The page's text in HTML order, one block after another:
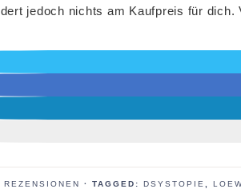
jedoch nichts am Kaufpreis für dich.
REZENSIONEN · TAGGED: DSYSTOPIE